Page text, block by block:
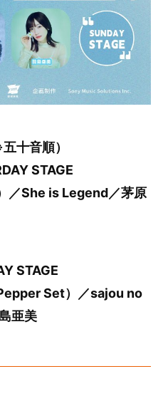
十音順）
STAGE
／She is Legend／茅原
STAGE
Set）／sajou no
亜美